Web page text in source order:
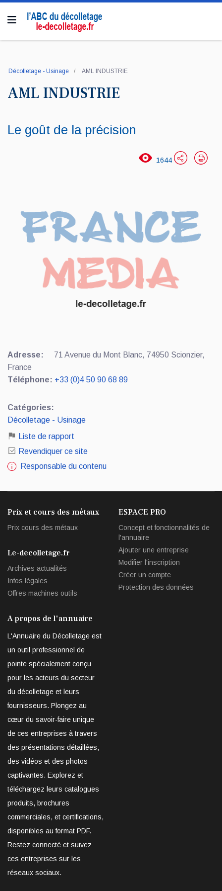
Décolletage - Usinage AML INDUSTRIE
AML INDUSTRIE
Le goût de la précision
1644
Adresse:
71 Avenue du Mont Blanc, 74950 Scionzier,
France
Téléphone: +33 (0)4 50 90 68 89
Catégories:
Décolletage - Usinage
Liste de rapport
Revendiquer ce site
Responsable du contenu
Prix et cours des métaux
Prix cours des métaux
Le-decolletage.fr
Archives actualités
Infos légales
Offres machines outils
ESPACE PRO
Concept et fonctionnalités de
l'annuaire
Ajouter une entreprise
Modifier l'inscription
Créer un compte
Protection des données
A propos de l'annuaire
L'Annuaire du Décolletage est
un outil professionnel de
pointe spécialement conçu
pour les acteurs du secteur
du décolletage et leurs
fournisseurs. Plongez au
cœur du savoir-faire unique
de ces entreprises à travers
des présentations détaillées,
des vidéos et des photos
captivantes. Explorez et
téléchargez leurs catalogues
produits, brochures
commerciales, et certifications,
disponibles au format PDF.
Restez connecté et suivez
ces entreprises sur les
réseaux sociaux.